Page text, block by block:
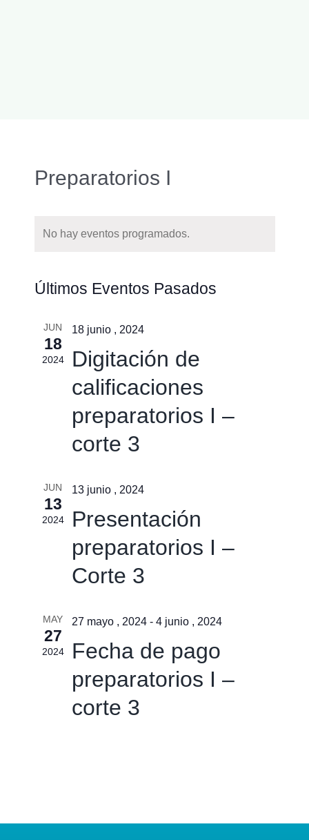
Preparatorios I
No hay eventos programados.
Últimos Eventos Pasados
JUN
18
2024
18 junio , 2024
Digitación de
calificaciones
preparatorios I –
corte 3
JUN
13
2024
13 junio , 2024
Presentación
preparatorios I –
Corte 3
MAY
27
2024
27 mayo , 2024- 4 junio , 2024
Fecha de pago
preparatorios I –
corte 3